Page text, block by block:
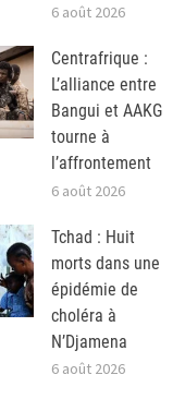
6 août 2026
Centrafrique :
L’alliance entre
Bangui et AAKG
tourne à
l’affrontement
6 août 2026
Tchad : Huit
morts dans une
épidémie de
choléra à
N’Djamena
6 août 2026